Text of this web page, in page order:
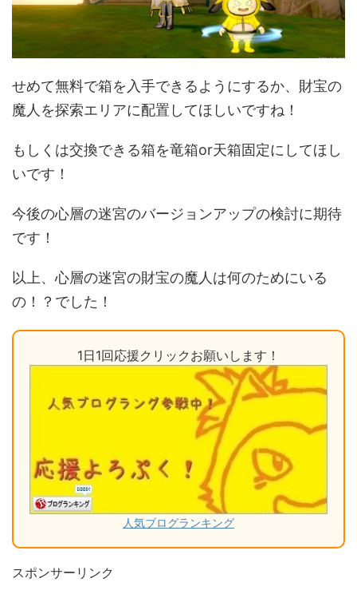
せめて無料で箱を入手できるようにするか、財宝の
魔人を探索エリアに配置してほしいですね！
もしくは交換できる箱を竜箱or天箱固定にしてほし
いです！
今後の心層の迷宮のバージョンアップの検討に期待
です！
以上、心層の迷宮の財宝の魔人は何のためにいる
の！？でした！
1日1回応援クリックお願いします！
人気ブログランキング
スポンサーリンク